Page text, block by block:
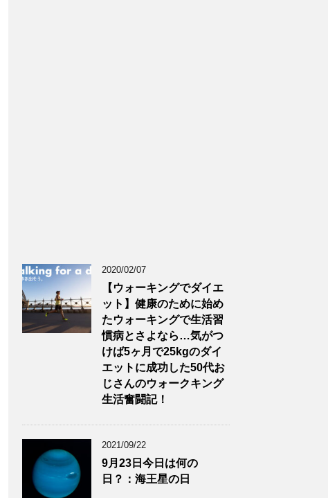
2020/02/07
【ウォーキングでダイエ
ット】健康のために始め
たウォーキングで生活習
慣病とさよなら…気がつ
けば5ヶ月で25kgのダイ
エットに成功した50代お
じさんのウォークキング
生活奮闘記！
2021/09/22
9月23日今日は何の
日？：海王星の日